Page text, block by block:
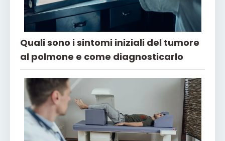
Quali sono i sintomi iniziali del tumore
al polmone e come diagnosticarlo